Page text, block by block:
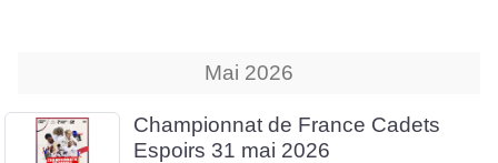
Mai 2026
Championnat de France Cadets
Espoirs 31 mai 2026